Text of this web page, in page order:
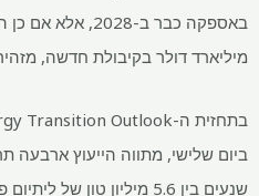
מיליארד דולר בקיבולת חדשה, מזהיר